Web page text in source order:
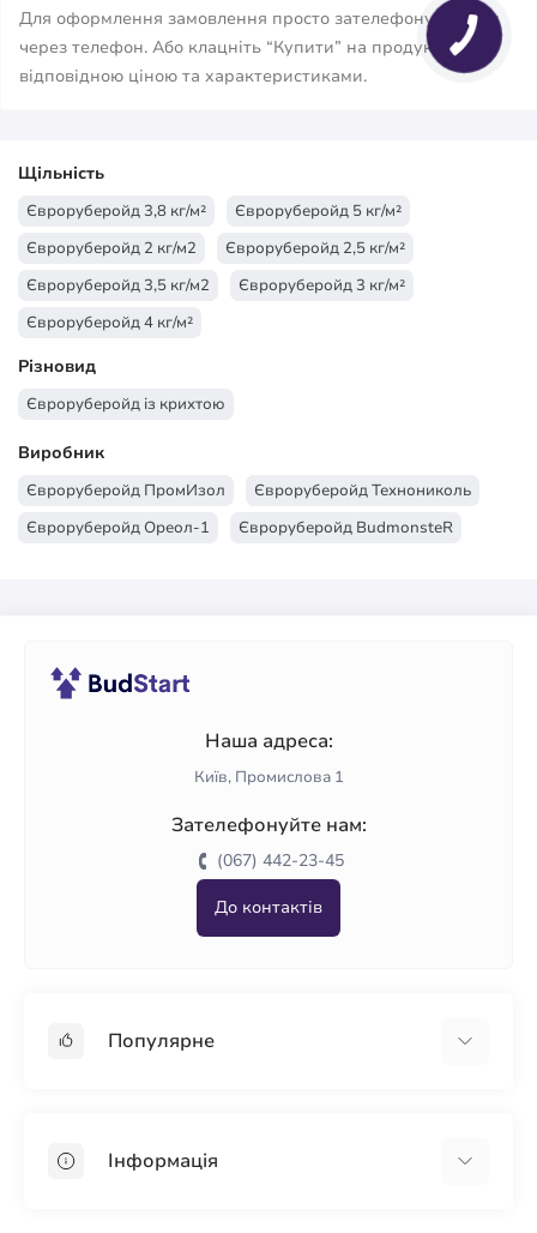
Для оформлення замовлення просто зателефонуйте нам
через телефон. Або клацніть “Купити” на продукт з
відповідною ціною та характеристиками.
Щільність
Євроруберойд 3,8 кг/м²
Євроруберойд 5 кг/м²
Євроруберойд 2 кг/м2
Євроруберойд 2,5 кг/м²
Євроруберойд 3,5 кг/м2
Євроруберойд 3 кг/м²
Євроруберойд 4 кг/м²
Різновид
Євроруберойд із крихтою
Виробник
Євроруберойд ПромИзол
Євроруберойд Технониколь
Євроруберойд Ореол-1
Євроруберойд BudmonsteR
Наша адреса:
Київ, Промислова 1
Зателефонуйте нам:
(067) 442-23-45
До контактів
Популярне
ПінопластІнформація